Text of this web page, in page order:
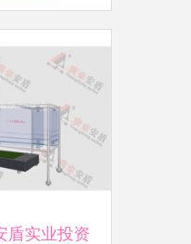
盾实业投资